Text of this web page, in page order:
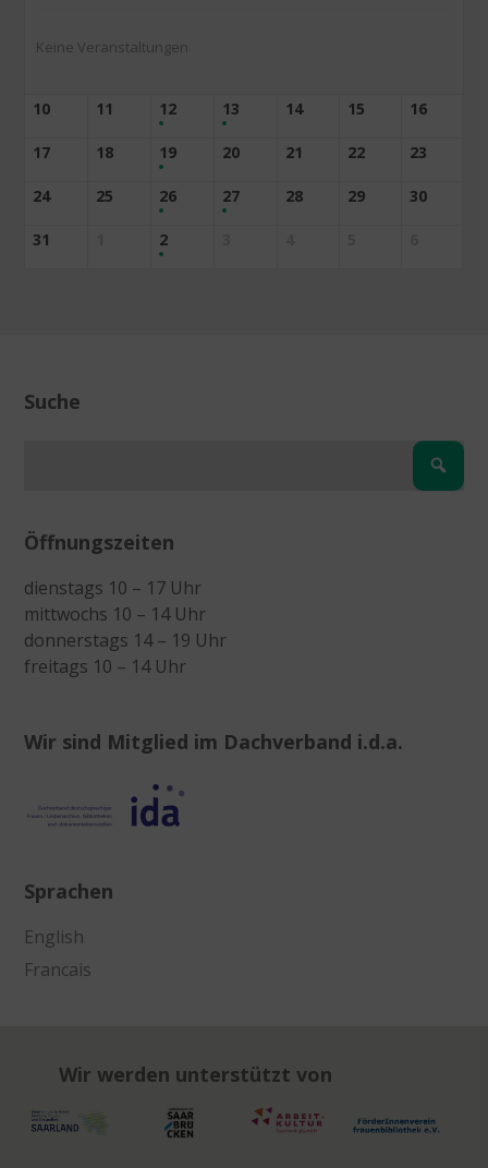
Keine Veranstaltungen
10 11 12 13 14 15 16
17 18 19 20 21 22 23
24 25 26 27 28 29 30
31 2
Suche
Öffnungszeiten
dienstags 10 – 17 Uhr
mittwochs 10 – 14 Uhr
donnerstags 14 – 19 Uhr
freitags 10 – 14 Uhr
Wir sind Mitglied im Dachverband i.d.a.
Sprachen
English
Francais
Wir werden unterstützt von